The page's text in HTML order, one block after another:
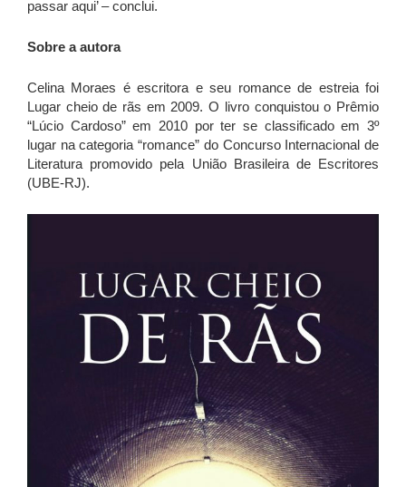
passar aqui’ – conclui.
Sobre a autora
Celina Moraes é escritora e seu romance de estreia foi
Lugar cheio de rãs em 2009. O livro conquistou o Prêmio
“Lúcio Cardoso” em 2010 por ter se classificado em 3º
lugar na categoria “romance” do Concurso Internacional de
Literatura promovido pela União Brasileira de Escritores
(UBE-RJ).